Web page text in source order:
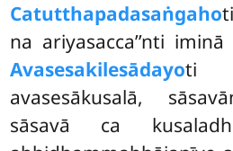
Catutthapadasaṅgaho
na ariyasacca’’nti
Avasesakilesādayoti
avasesākusalā,
sāsavā ca